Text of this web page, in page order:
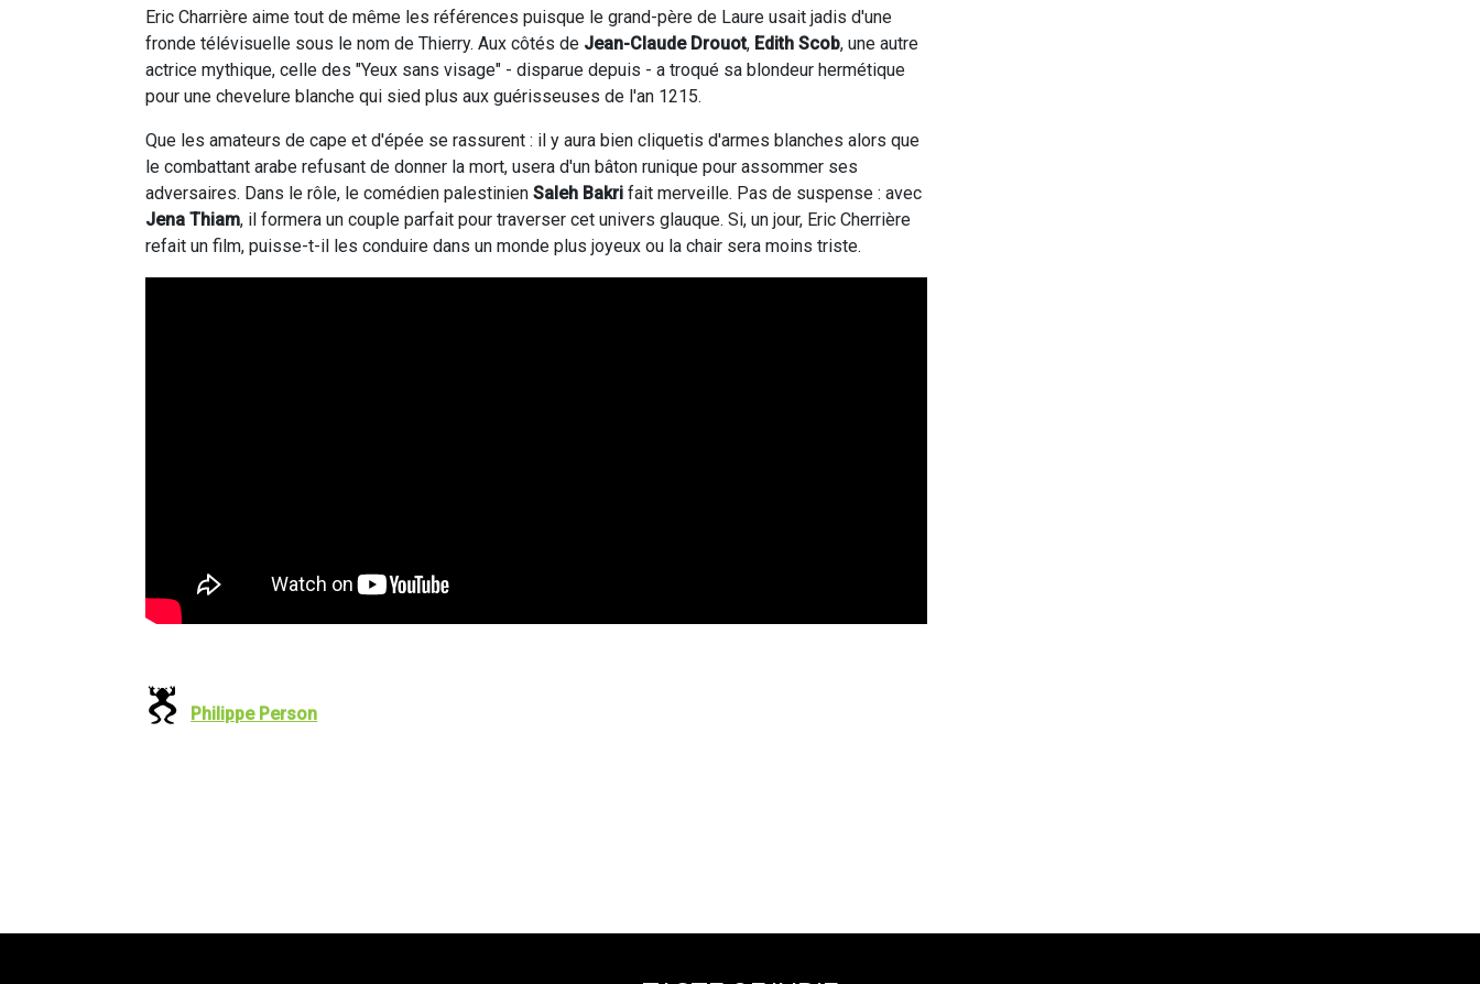
Eric Charrière aime tout de même les références puisque le grand-père de Laure usait jadis d'une
fronde télévisuelle sous le nom de Thierry. Aux côtés de Jean-Claude Drouot, Edith Scob, une autre
actrice mythique, celle des "Yeux sans visage" - disparue depuis - a troqué sa blondeur hermétique
pour une chevelure blanche qui sied plus aux guérisseuses de l'an 1215.
Que les amateurs de cape et d'épée se rassurent : il y aura bien cliquetis d'armes blanches alors que
le combattant arabe refusant de donner la mort, usera d'un bâton runique pour assommer ses
adversaires. Dans le rôle, le comédien palestinien Saleh Bakri fait merveille. Pas de suspense : avec
Jena Thiam, il formera un couple parfait pour traverser cet univers glauque. Si, un jour, Eric Cherrière
refait un film, puisse-t-il les conduire dans un monde plus joyeux ou la chair sera moins triste.
Philippe Person